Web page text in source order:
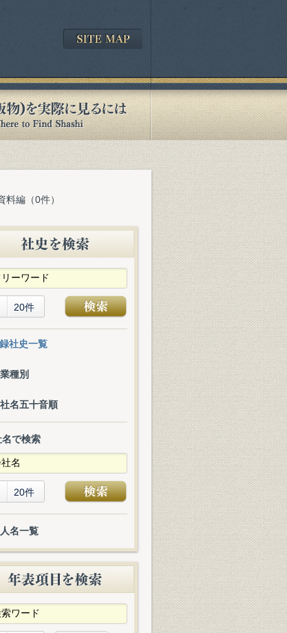
編（0件）
20件
社史一覧
業種別
社名五十音順
名で検索
20件
人名一覧